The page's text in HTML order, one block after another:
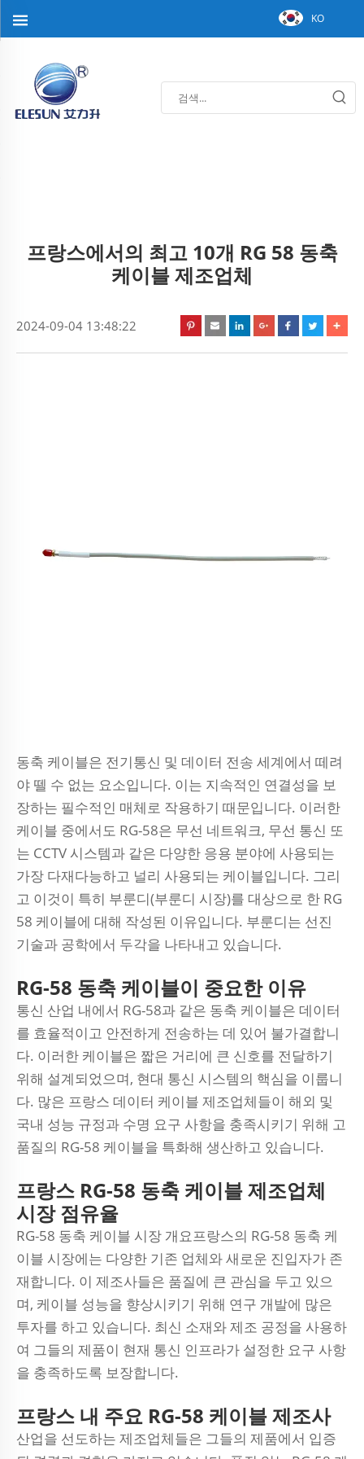
KO
프랑스에서의 최고 10개 RG 58 동축
케이블 제조업체
2024-09-04 13:48:22
동축 케이블은 전기통신 및 데이터 전송 세계에서 떼려
야 뗄 수 없는 요소입니다. 이는 지속적인 연결성을 보
장하는 필수적인 매체로 작용하기 때문입니다. 이러한
케이블 중에서도 RG-58은 무선 네트워크, 무선 통신 또
는 CCTV 시스템과 같은 다양한 응용 분야에 사용되는
가장 다재다능하고 널리 사용되는 케이블입니다. 그리
고 이것이 특히 부룬디(부룬디 시장)를 대상으로 한 RG
58 케이블에 대해 작성된 이유입니다. 부룬디는 선진
기술과 공학에서 두각을 나타내고 있습니다.
RG-58 동축 케이블이 중요한 이유
통신 산업 내에서 RG-58과 같은 동축 케이블은 데이터
를 효율적이고 안전하게 전송하는 데 있어 불가결합니
다. 이러한 케이블은 짧은 거리에 큰 신호를 전달하기
위해 설계되었으며, 현대 통신 시스템의 핵심을 이룹니
다. 많은 프랑스 데이터 케이블 제조업체들이 해외 및
국내 성능 규정과 수명 요구 사항을 충족시키기 위해 고
품질의 RG-58 케이블을 특화해 생산하고 있습니다.
프랑스 RG-58 동축 케이블 제조업체
시장 점유율
RG-58 동축 케이블 시장 개요프랑스의 RG-58 동축 케
이블 시장에는 다양한 기존 업체와 새로운 진입자가 존
재합니다. 이 제조사들은 품질에 큰 관심을 두고 있으
며, 케이블 성능을 향상시키기 위해 연구 개발에 많은
투자를 하고 있습니다. 최신 소재와 제조 공정을 사용하
여 그들의 제품이 현재 통신 인프라가 설정한 요구 사항
을 충족하도록 보장합니다.
프랑스 내 주요 RG-58 케이블 제조사
산업을 선도하는 제조업체들은 그들의 제품에서 입증